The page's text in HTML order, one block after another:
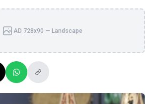
AD 728x90 — Landscape